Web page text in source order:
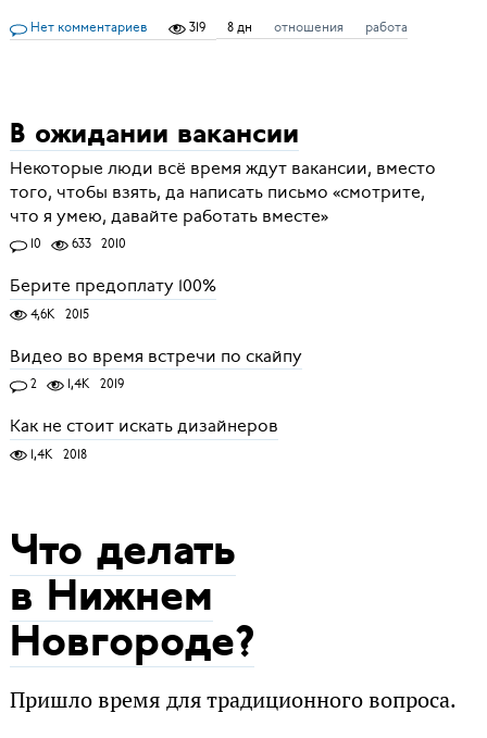
Нет комментариев 319 8 дн отношения работа
В ожидании вакансии
Некоторые люди всё время ждут вакансии, вместо
того, чтобы взять, да написать письмо «смотрите,
что я умею, давайте работать вместе»
10 633 2010
Берите предоплату 100%
4,6K 2015
Видео во время встречи по скайпу
2 1,4K 2019
Как не стоит искать дизайнеров
1,4K 2018
Что делать
в Нижнем
Новгороде?
Пришло время для традиционного вопроса.